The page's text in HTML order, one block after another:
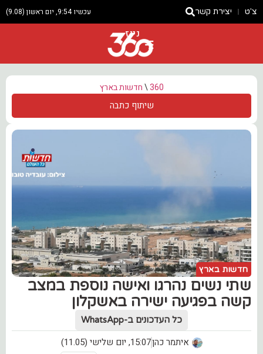
צ'ט יצירת קשר עכשיו 9:54, יום ראשון (9.08)
ניוז
360
\חדשות בארץ
שיתוף כתבה
חדשות בארץ
שתי נשים נהרגו ואישה נוספת במצב
קשה בפגיעה ישירה באשקלון
כל העדכונים ב-WhatsApp
איתמר כהן15:07, יום שלישי (11.05)